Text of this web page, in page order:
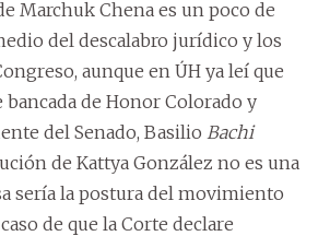
Marchuk Chena es un poco de
del descalabro jurídico y los
aunque en ÚH ya leí que
bancada de Honor Colorado y
del Senado, Basilio Bachi
de Kattya González no es una
sería la postura del movimiento
de que la Corte declare